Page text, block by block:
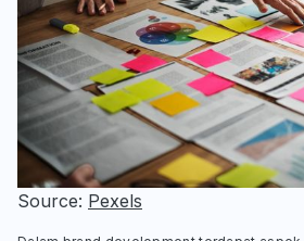
Source: Pexels